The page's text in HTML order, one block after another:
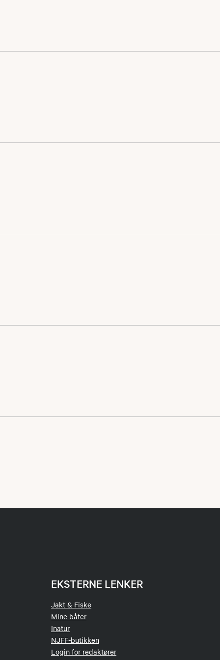
En rekke
er inkludert i
er fine
Bamble
kun
EKSTERNE LENKER
Jakt & Fiske
Mine båter
Inatur
NJFF-butikken
Login for redaktører